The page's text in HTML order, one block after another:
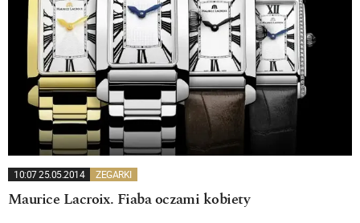
10:07 25.05.2014 ZEGARKI
Maurice Lacroix. Fiaba oczami kobiety